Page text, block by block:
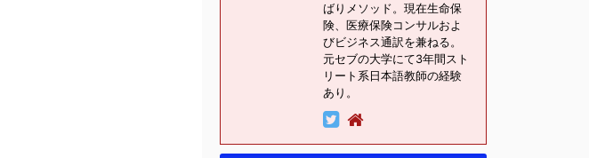
ばりメソッド。現在生命保
険、医療保険コンサルおよ
びビジネス通訳を兼ねる。
元セブの大学にて3年間スト
リート系日本語教師の経験
あり。